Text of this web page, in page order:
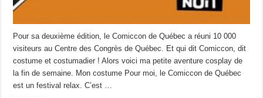
Pour sa deuxième édition, le Comiccon de Québec a réuni 10 000
visiteurs au Centre des Congrès de Québec. Et qui dit Comiccon, dit
costume et costumadier ! Alors voici ma petite aventure cosplay de
la fin de semaine. Mon costume Pour moi, le Comiccon de Québec
est un festival relax. C’est …